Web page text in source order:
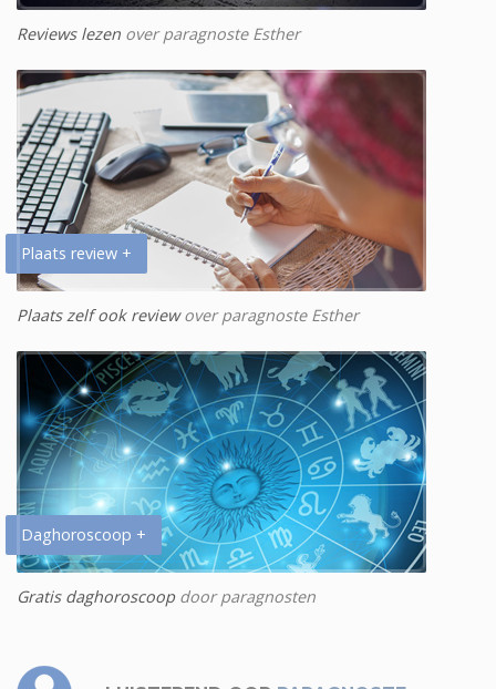
Reviews lezen over paragnoste Esther
Plaats review +
Plaats zelf ook reviewover paragnoste Esther
Daghoroscoop +
Gratis daghoroscoopdoor paragnosten